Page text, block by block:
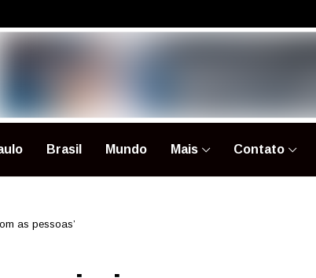
Brasil Mundo Mais Contato
as pessoas’